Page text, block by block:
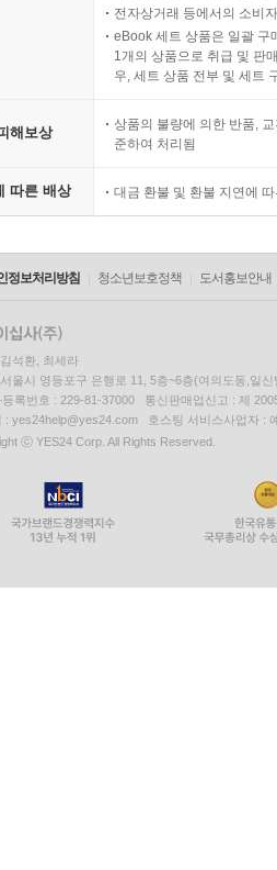
전자상거래 등에서의 소비
eBook 세트 상품은 일괄 구
1개의 상품으로 취급 및 판
우, 세트 상품 전부 및 세트
해보상
상품의 불량에 의한 반품,
준하여 처리됨
따른 배상 대금 환불 및 환불 지연에
정보처리방침 청소년보호정책 도서홍보안내
석환, 최세라
울시 영등포구 은행로 11, 5층~6층(여의도동,일신
등록번호 : 229-81-37000 통신판매업신고 : 제
: yes24help@yes24.com 호스팅 서비스사업자 :
ⓒ YES24 Corp. All Rights Reserved.